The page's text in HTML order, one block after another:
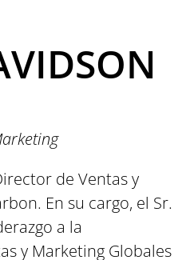
de Ventas y
En su cargo, el Sr.
a la
y Marketing Globales